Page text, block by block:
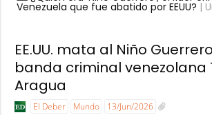
Venezuela que fue abatido por EEUU? |
EE.UU. mata al Niño
banda criminal venezolana
Aragua
El Deber Mundo 13/Jun/2026